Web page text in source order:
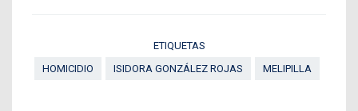
ETIQUETAS
HOMICIDIO
ISIDORA GONZÁLEZ ROJAS MELIPILLA